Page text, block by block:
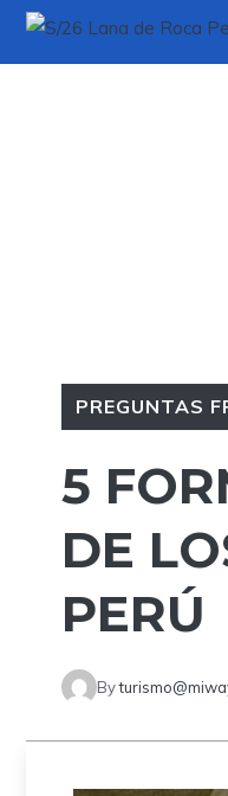
Saltar
PREGUNTAS
5
DE
PERÚ
By